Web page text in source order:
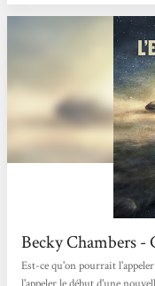
Becky Chambers -
Est-ce qu'on pourrait